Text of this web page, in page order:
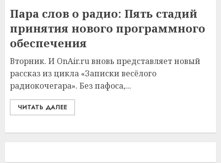
Пара слов о радио: Пять стадий
принятия нового программного
обеспечения
Вторник. И OnAir.ru вновь представляет новый
рассказ из цикла «Записки весёлого
радиокочегара». Без пафоса,...
ЧИТАТЬ ДАЛЕЕ